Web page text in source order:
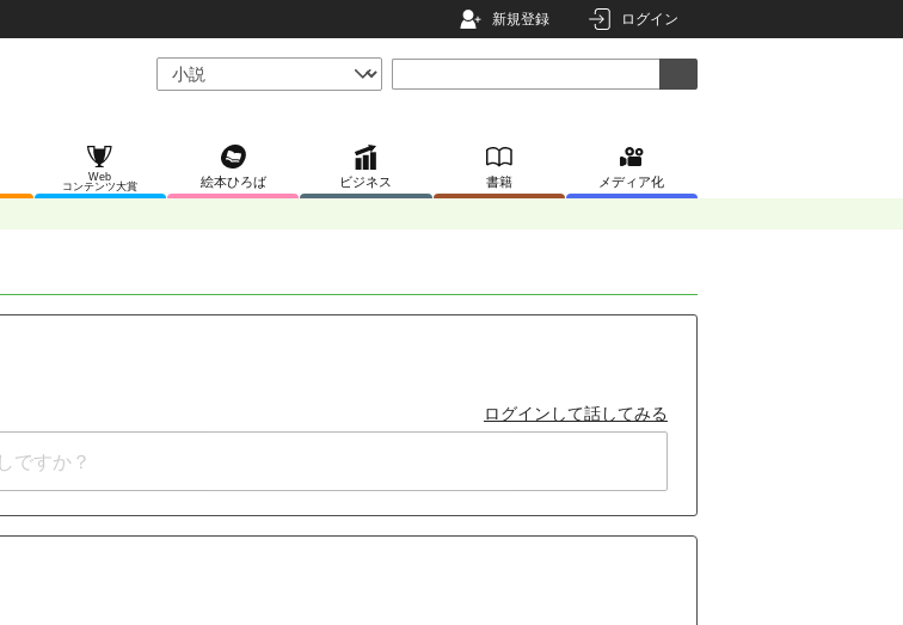
新規登録 ログイン
Web
コンテンツ大賞
絵本ひろば ビジネス 書籍 メディア化
ログインして話してみる